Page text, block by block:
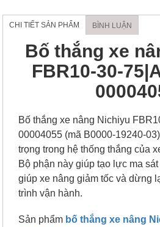
CHI TIẾT SẢN PHẨM BÌNH LUẬN
Bố thắng xe
FBR10-30-
Bố thắng xe nâng Nichiyu
00004055 (mã B0000-19240-
trọng trong hệ thống thắng của
Bộ phận này giúp tạo lực ma
giúp xe nâng giảm tốc và dừng
trình vận hành.
Sản phẩm bố thắng xe nâng